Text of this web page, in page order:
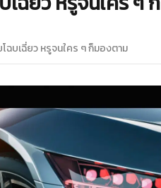
ฉบเฉี่ยว หรูจนใคร ๆ ก็มองตาม